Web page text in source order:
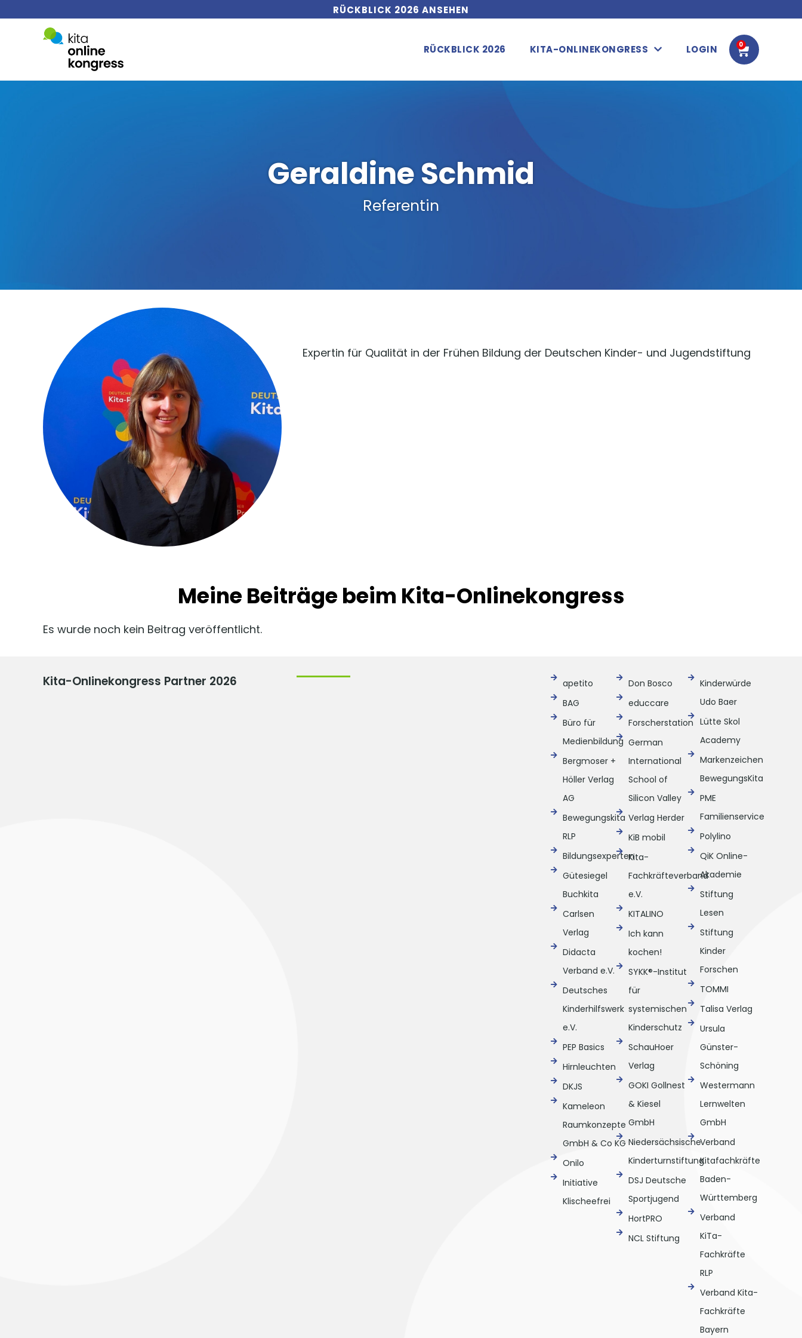
RÜCKBLICK 2026 ANSEHEN
RÜCKBLICK 2026 KITA-ONLINEKONGRESS LOGIN 0
Geraldine Schmid
Referentin
Expertin für Qualität in der Frühen Bildung der Deutschen Kinder- und Jugendstiftung
Meine Beiträge beim Kita-Onlinekongress
Es wurde noch kein Beitrag veröffentlicht.
Kita-Onlinekongress Partner 2026
apetito
BAG
Büro für
Medienbildung
Bergmoser +
Höller Verlag
AG
Bewegungskita
RLP
Bildungsexperten
Gütesiegel
Buchkita
Carlsen
Verlag
Didacta
Verband e.V.
Deutsches
Kinderhilfswerk
e.V.
PEP Basics
Hirnleuchten
DKJS
Kameleon
Raumkonzepte
GmbH & Co KG
Onilo
Initiative
Klischeefrei
Don Bosco
educcare
Forscherstation
German
International
School of
Silicon Valley
Verlag Herder
KiB mobil
Kita-
Fachkräfteverband
e.V.
KITALINO
Ich kann
kochen!
SYKK®-Institut
für
systemischen
Kinderschutz
SchauHoer
Verlag
GOKI Gollnest
& Kiesel
GmbH
Niedersächsische
Kinderturnstiftung
DSJ Deutsche
Sportjugend
HortPRO
NCL Stiftung
Kinderwürde
Udo Baer
Lütte Skol
Academy
Markenzeichen
BewegungsKita
PME
Familienservice
Polylino
QiK Online-
Akademie
Stiftung
Lesen
Stiftung
Kinder
Forschen
TOMMI
Talisa Verlag
Ursula
Günster-
Schöning
Westermann
Lernwelten
GmbH
Verband
Kitafachkräfte
Baden-
Württemberg
Verband
KiTa-
Fachkräfte
RLP
Verband Kita-
Fachkräfte
Bayern